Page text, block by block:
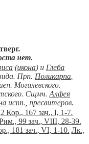
нет.
(икона) и Глеба
Прп. Поликарпа
Могилевского.
Сщмч. Алфея
испп., пресвитеров.
2 Кор., 167 зач., I, 1-7.
99 зач., VIII, 28-39.
181 зач., VI, 1-10. Лк.,